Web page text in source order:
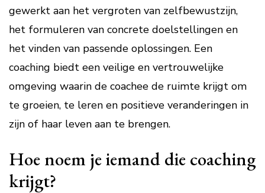
gewerkt aan het vergroten van zelfbewustzijn,
het formuleren van concrete doelstellingen en
het vinden van passende oplossingen. Een
coaching biedt een veilige en vertrouwelijke
omgeving waarin de coachee de ruimte krijgt om
te groeien, te leren en positieve veranderingen in
zijn of haar leven aan te brengen.
Hoe noem je iemand die coaching
krijgt?